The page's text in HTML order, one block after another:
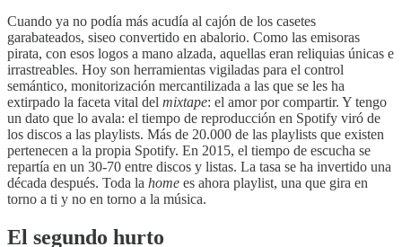
Cuando ya no podía más acudía al cajón de los casetes
garabateados, siseo convertido en abalorio. Como las emisoras
pirata, con esos logos a mano alzada, aquellas eran reliquias únicas e
irrastreables. Hoy son herramientas vigiladas para el control
semántico, monitorización mercantilizada a las que se les ha
extirpado la faceta vital del mixtape: el amor por compartir. Y tengo
un dato que lo avala: el tiempo de reproducción en Spotify viró de
los discos a las playlists. Más de 20.000 de las playlists que existen
pertenecen a la propia Spotify. En 2015, el tiempo de escucha se
repartía en un 30-70 entre discos y listas. La tasa se ha invertido una
década después. Toda la home es ahora playlist, una que gira en
torno a ti y no en torno a la música.
El segundo hurto